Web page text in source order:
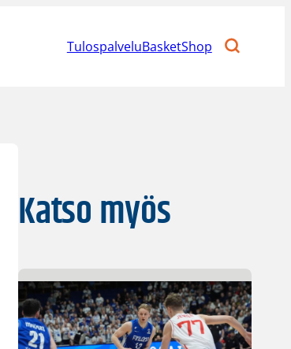
TulospalveluBasketShop
Katso myös